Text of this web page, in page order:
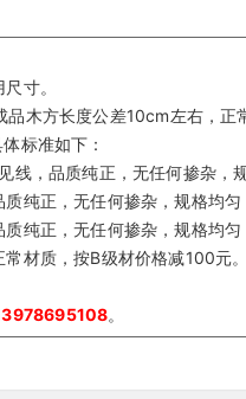
寸。
品木方长度公差10cm左右，
标准如下：
线，品质纯正，无任何掺杂
纯正，无任何掺杂，规格均
纯正，无任何掺杂，规格均匀
材质，按B级材价格减100元
。